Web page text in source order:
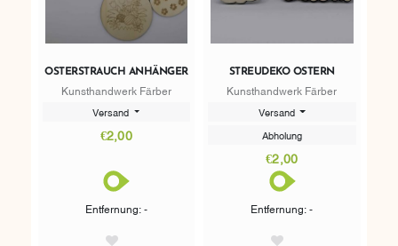
OSTERSTRAUCH ANHÄNGER
Kunsthandwerk Färber
Versand
€2,00
Entfernung: -
STREUDEKO OSTERN
Kunsthandwerk Färber
Versand
Abholung
€2,00
Entfernung: -